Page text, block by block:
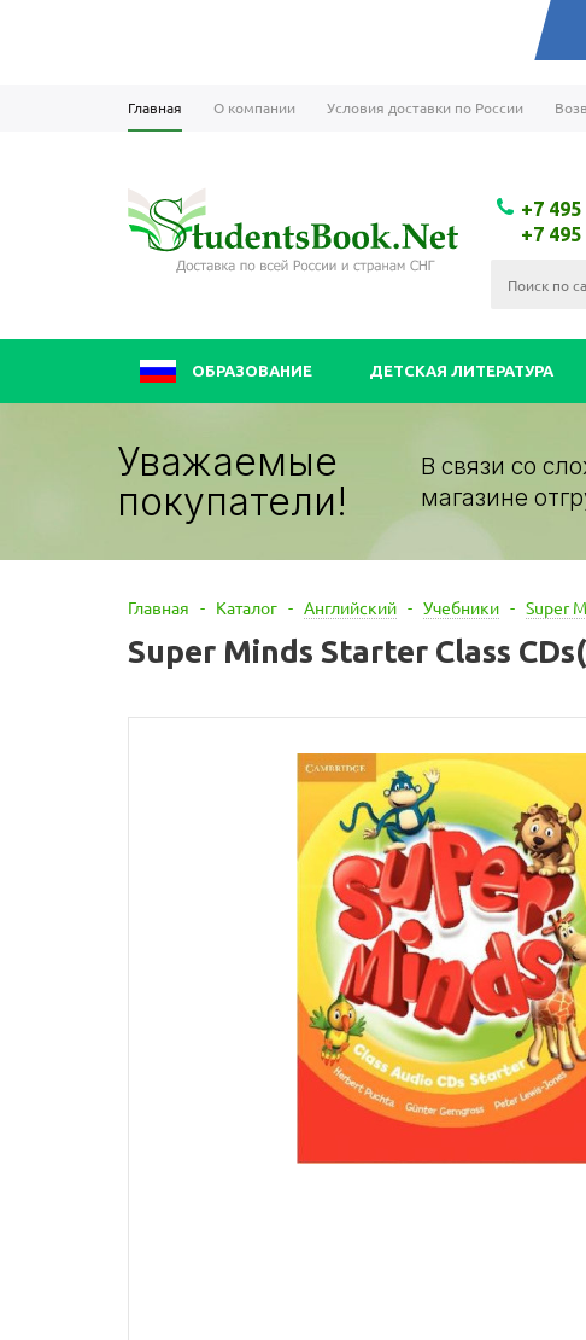
Главная О компании Условия доставки по России
+7
+7
ОБРАЗОВАНИЕ ДЕТСКАЯ ЛИТЕРАТУРА
Уважаемые
покупатели!
В связи со
магазине
Главная - Каталог - Английский - Учебники - Super
Super Minds Starter Class